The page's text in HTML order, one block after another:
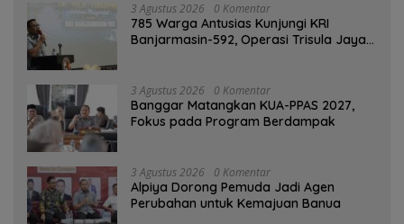
3 Agustus 2026 0 Komentar
785 Warga Antusias Kunjungi KRI
Banjarmasin-592, Operasi Trisula Jaya
3 Agustus 2026 0 Komentar
‎Banggar Matangkan KUA-PPAS 2027,
Fokus pada Program Berdampak
3 Agustus 2026 0 Komentar
‎Alpiya Dorong Pemuda Jadi Agen
Perubahan untuk Kemajuan Banua ‎